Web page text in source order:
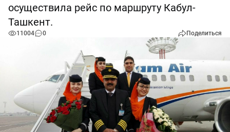
осуществила рейс по маршруту Кабул-
Ташкент.
11004 0 Поделиться